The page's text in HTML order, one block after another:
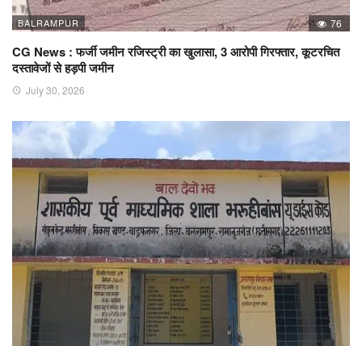
BALRAMPUR 76
CG News : फर्जी जमीन रजिस्ट्री का खुलासा, 3 आरोपी गिरफ्तार, कूटरचित
दस्तावेजों से हड़पी जमीन
July 30, 2026